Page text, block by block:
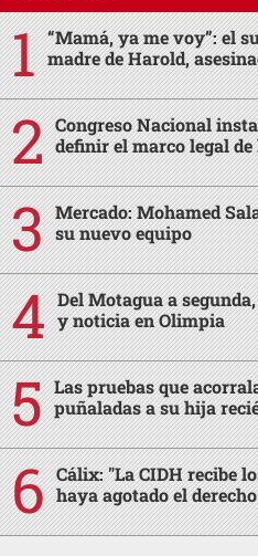
“Mamá, ya me voy”: el
madre de Harold,
Congreso Nacional
definir el marco legal
Mercado: Mohamed
su nuevo equipo
Del Motagua a
y noticia en Olimpia
Las pruebas que
puñaladas a su hija
Cálix: "La CIDH recibe
haya agotado el